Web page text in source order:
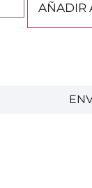
AÑADIR